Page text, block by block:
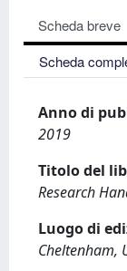
Scheda breve
Scheda
Anno di
2019
Titolo del
Research
Luogo di
Cheltenham,